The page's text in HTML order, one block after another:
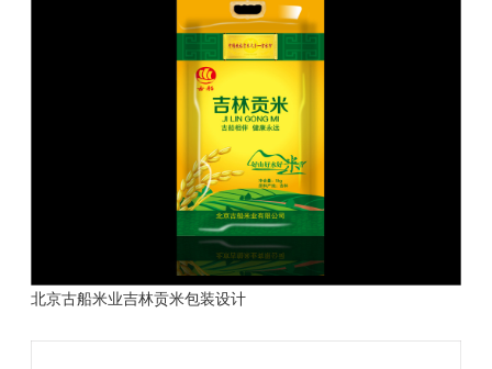
北京古船米业吉林贡米包装设计